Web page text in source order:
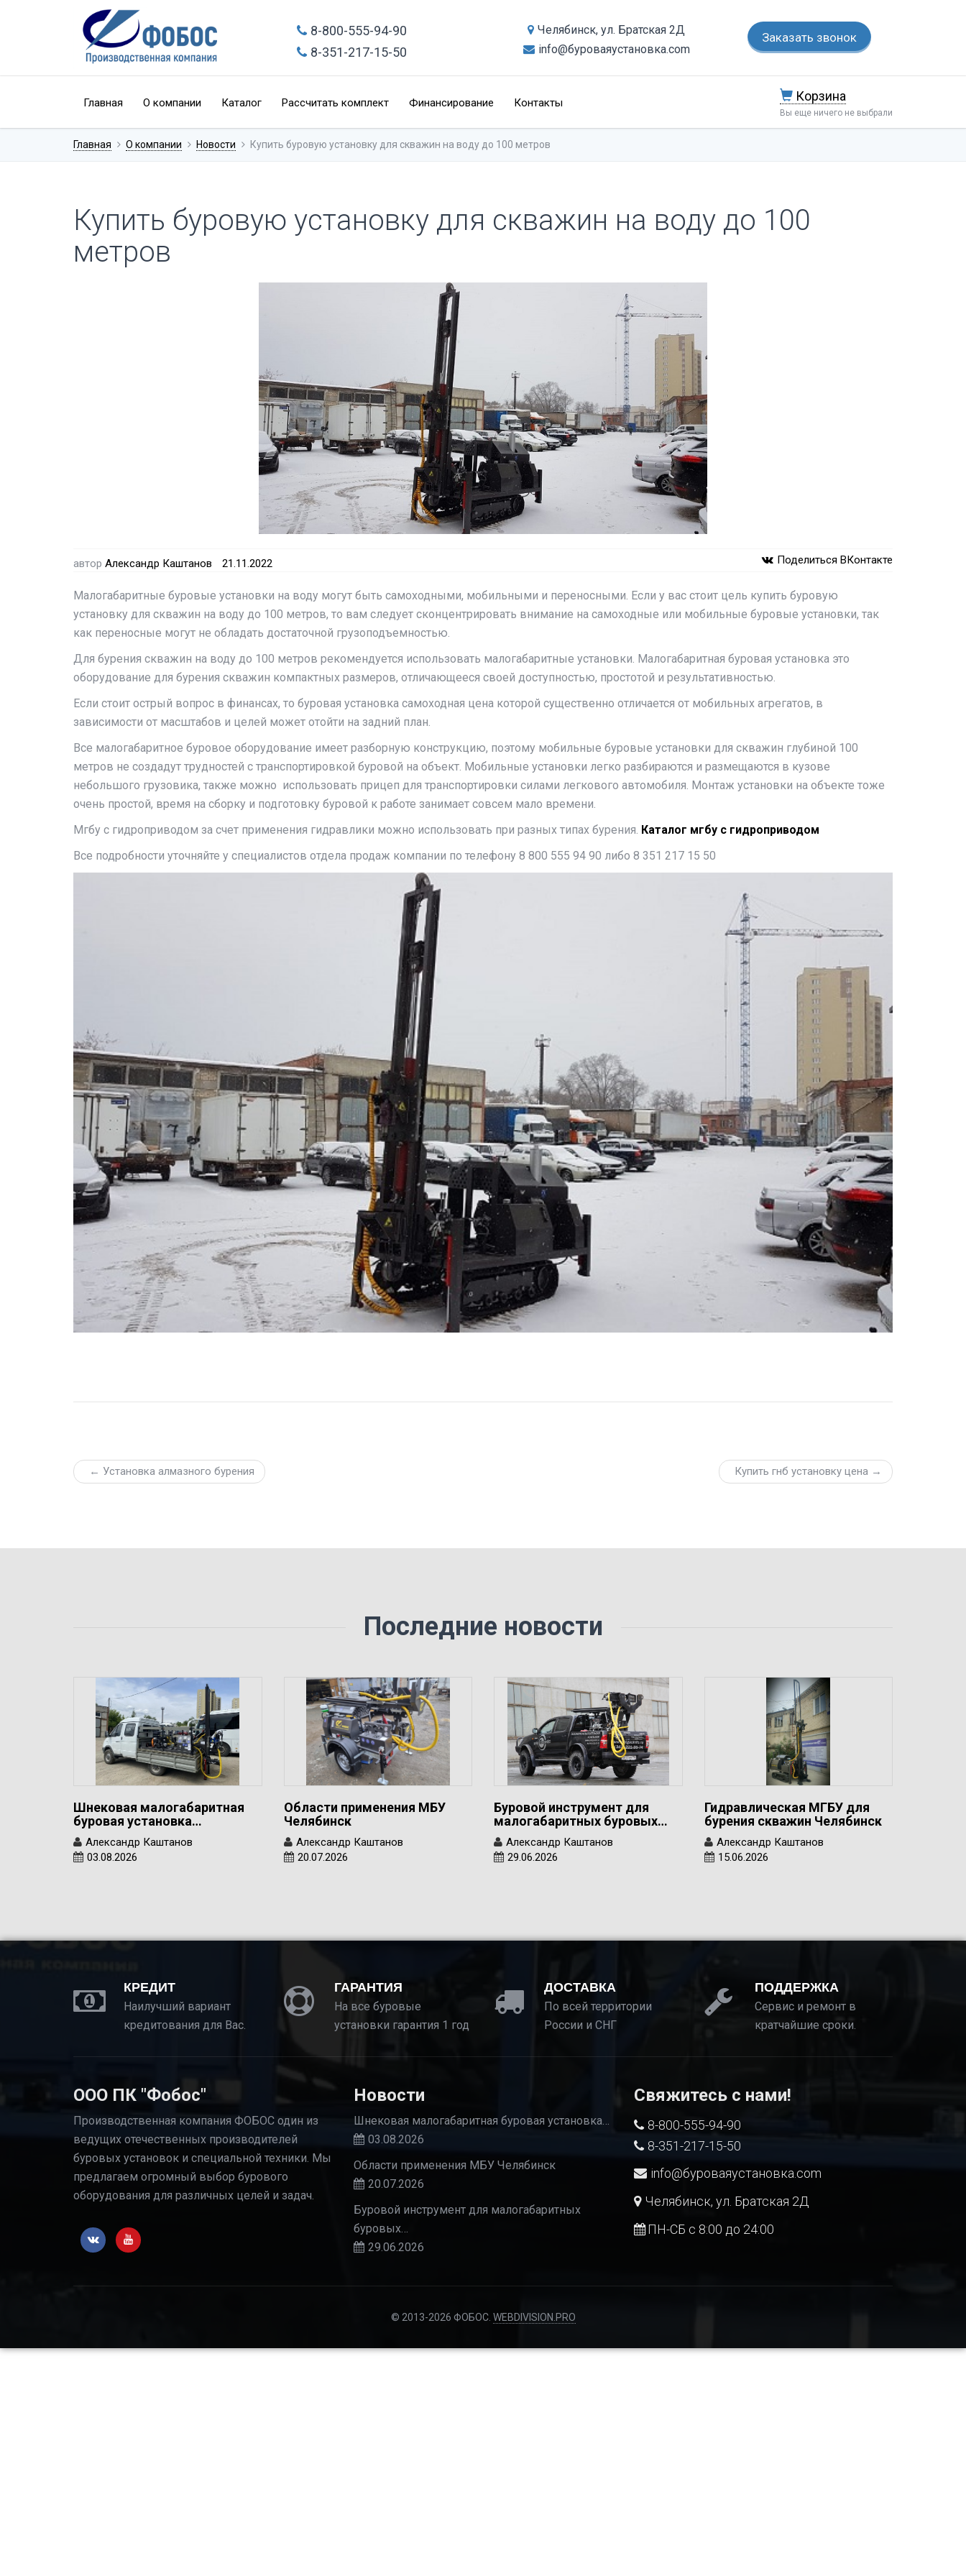
8-800-555-94-90
8-351-217-15-50
Челябинск, ул. Братская 2Д
info@буроваяустановка.com
Заказать звонок
Корзина
Вы еще ничего не выбрали
Главная О компании Каталог Рассчитать комплект Финансирование Контакты
Главная О компании Новости Купить буровую установку для скважин на воду до 100 метров
Купить буровую установку для скважин на воду до 100
метров
автор Александр Каштанов 21.11.2022 Поделиться ВКонтакте
Малогабаритные буровые установки на воду могут быть самоходными, мобильными и переносными. Если у вас стоит цель купить буровую
установку для скважин на воду до 100 метров, то вам следует сконцентрировать внимание на самоходные или мобильные буровые установки, так
как переносные могут не обладать достаточной грузоподъемностью.
Для бурения скважин на воду до 100 метров рекомендуется использовать малогабаритные установки. Малогабаритная буровая установка это
оборудование для бурения скважин компактных размеров, отличающееся своей доступностью, простотой и результативностью.
Если стоит острый вопрос в финансах, то буровая установка самоходная цена которой существенно отличается от мобильных агрегатов, в
зависимости от масштабов и целей может отойти на задний план.
Все малогабаритное буровое оборудование имеет разборную конструкцию, поэтому мобильные буровые установки для скважин глубиной 100
метров не создадут трудностей с транспортировкой буровой на объект. Мобильные установки легко разбираются и размещаются в кузове
небольшого грузовика, также можно использовать прицеп для транспортировки силами легкового автомобиля. Монтаж установки на объекте тоже
очень простой, время на сборку и подготовку буровой к работе занимает совсем мало времени.
Мгбу с гидроприводом за счет применения гидравлики можно использовать при разных типах бурения. Каталог мгбу с гидроприводом
Все подробности уточняйте у специалистов отдела продаж компании по телефону 8 800 555 94 90 либо 8 351 217 15 50
Купить гнб установку цена →
← Установка алмазного бурения
Последние новости
Шнековая малогабаритная
буровая установка…
Александр Каштанов
03.08.2026
Области применения МБУ
Челябинск
Александр Каштанов
20.07.2026
Буровой инструмент для
малогабаритных буровых…
Александр Каштанов
29.06.2026
Гидравлическая МГБУ для
бурения скважин Челябинск
Александр Каштанов
15.06.2026
КРЕДИТ
Наилучший вариант
кредитования для Вас.
ГАРАНТИЯ
На все буровые
установки гарантия 1 год
ДОСТАВКА
По всей территории
России и СНГ
ПОДДЕРЖКА
Сервис и ремонт в
кратчайшие сроки.
ООО ПК "Фобос"
Производственная компания ФОБОС один из
ведущих отечественных производителей
буровых установок и специальной техники. Мы
предлагаем огромный выбор бурового
оборудования для различных целей и задач.
Новости
Шнековая малогабаритная буровая установка…
03.08.2026
Области применения МБУ Челябинск
20.07.2026
Буровой инструмент для малогабаритных
буровых…
29.06.2026
Свяжитесь с нами!
8-800-555-94-90
8-351-217-15-50
info@буроваяустановка.com
Челябинск, ул. Братская 2Д
ПН-СБ с 8:00 до 24:00
© 2013-2026 ФОБОС. WEBDIVISION.PRO